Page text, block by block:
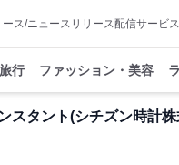
ース/ニュースリリース配信サービ
旅行 ファッション・美容
スタント(シチズン時計